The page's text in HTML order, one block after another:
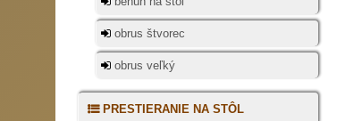
obrus štvorec
obrus veľký
PRESTIERANIE NA STÔL